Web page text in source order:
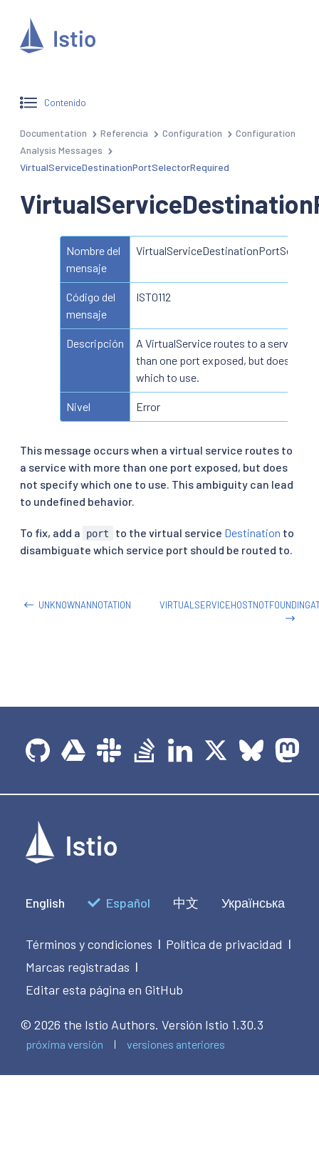
Contenido
Documentation Referencia Configuration
Configuration
Analysis Messages
VirtualServiceDestinationPortSelectorRequired
Nombre del
mensaje
Código del
mensaje
IST0112
Descripción
A VirtualService routes to a service
than one port exposed, but does not
which to use.
Nivel Error
This message occurs when a virtual service routes to
a service with more than one port exposed, but does
not specify which one to use. This ambiguity can lead
to undefined behavior.
To fix, add a port to the virtual service Destination to
disambiguate which service port should be routed to.
UNKNOWNANNOTATION
English Español 中文 Українська
Términos y condiciones | Política de privacidad |
Marcas registradas |
Editar esta página en GitHub
© 2026 the Istio Authors. Versión Istio 1.30.3
próxima versión versiones anteriores